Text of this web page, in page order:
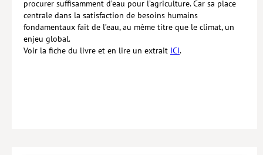
procurer suffisamment d’eau pour l’agriculture. Car sa place
centrale dans la satisfaction de besoins humains
fondamentaux fait de l’eau, au même titre que le climat, un
enjeu global.
Voir la fiche du livre et en lire un extrait ICI.